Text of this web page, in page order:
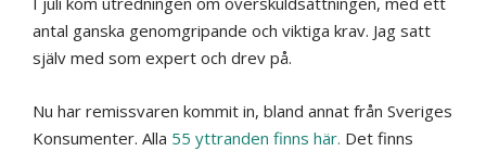
antal ganska genomgripande och viktiga krav. Jag satt
själv med som expert och drev på.
Nu har remissvaren kommit in, bland annat från Sveriges
Konsumenter. Alla 55 yttranden finns här. Det finns